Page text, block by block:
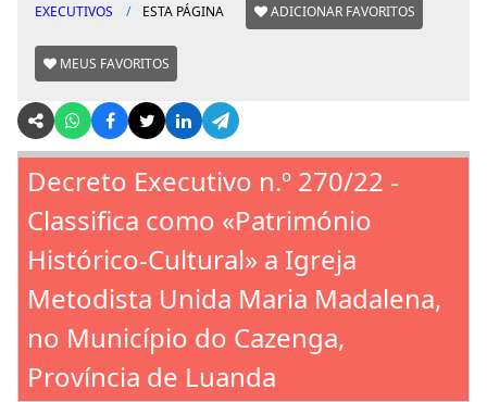
EXECUTIVOS
ESTA PÁGINA ADICIONAR FAVORITOS
MEUS FAVORITOS
Decreto Executivo n.º 270/22 -
Classifica como «Património
Histórico-Cultural» a Igreja
Metodista Unida Maria Madalena,
no Município do Cazenga,
Província de Luanda